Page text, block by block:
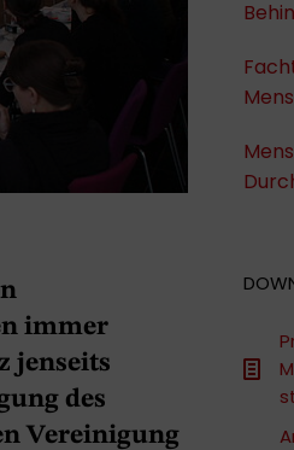
immer
jenseits
des
Vereinigung